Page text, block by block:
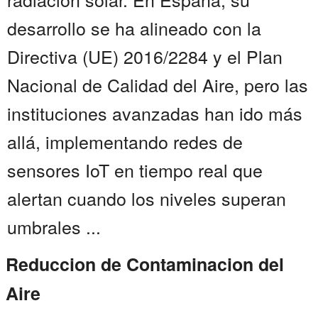
desarrollo se ha alineado con la
Directiva (UE) 2016/2284 y el Plan
Nacional de Calidad del Aire, pero las
instituciones avanzadas han ido más
allá, implementando redes de
sensores IoT en tiempo real que
alertan cuando los niveles superan
umbrales ...
Reduccion de Contaminacion del
Aire